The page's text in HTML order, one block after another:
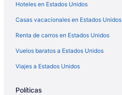
Hoteles en Estados Unidos
Casas vacacionales en Estados Unidos
Renta de carros en Estados Unidos
Vuelos baratos a Estados Unidos
Viajes a Estados Unidos
Políticas